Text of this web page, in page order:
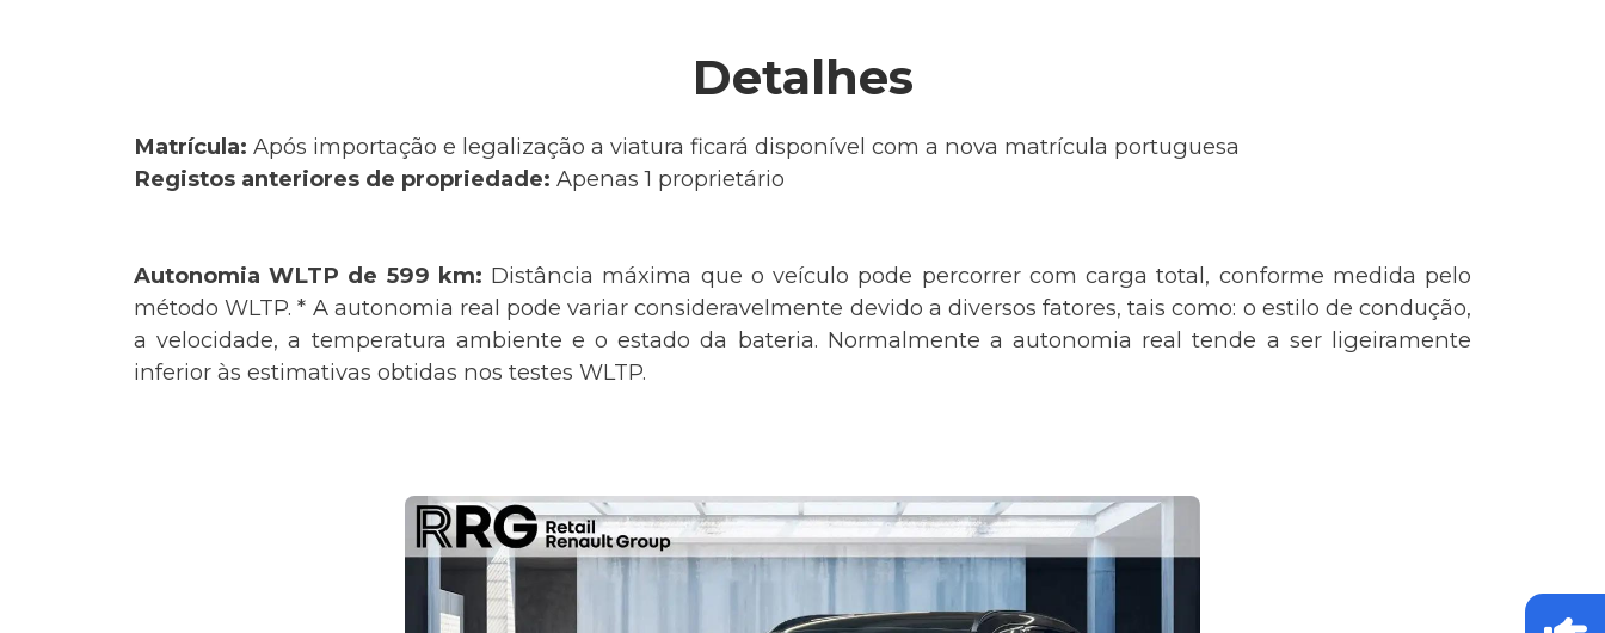
Detalhes
Matrícula: Após importação e legalização a viatura ficará disponível com a nova matrícula portuguesa
Registos anteriores de propriedade: Apenas 1 proprietário
Autonomia WLTP de 599 km: Distância máxima que o veículo pode percorrer com carga total, conforme medida pelo
método WLTP. * A autonomia real pode variar consideravelmente devido a diversos fatores, tais como: o estilo de condução,
a velocidade, a temperatura ambiente e o estado da bateria. Normalmente a autonomia real tende a ser ligeiramente
inferior às estimativas obtidas nos testes WLTP.